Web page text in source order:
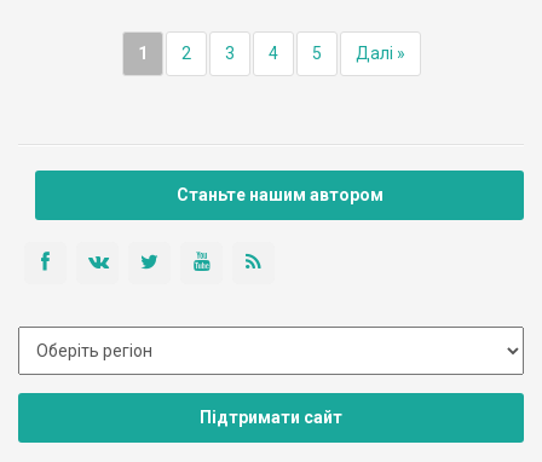
1 2 3 4 5 Далі »
Станьте нашим автором
Підтримати сайт